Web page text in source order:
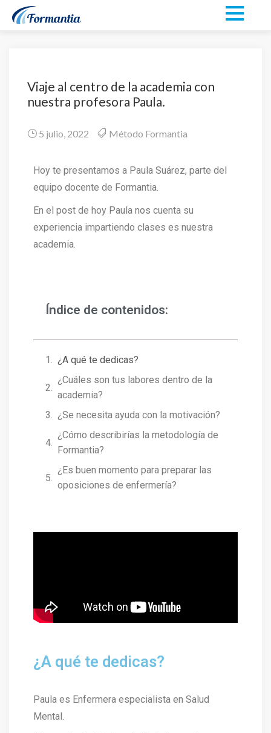
Viaje al centro de la academia con
nuestra profesora Paula.
5 julio, 2022 Método Formantia
Hoy te presentamos a Paula Suárez, parte del
equipo docente de Formantia.
En el post de hoy Paula nos cuenta su
experiencia impartiendo clases es nuestra
academia.
Índice de contenidos:
¿A qué te dedicas?
¿Cuáles son tus labores dentro de la
academia?
¿Se necesita ayuda con la motivación?
¿Cómo describirías la metodología de
Formantia?
¿Es buen momento para preparar las
oposiciones de enfermería?
¿A qué te dedicas?
Paula es Enfermera especialista en Salud
Mental.